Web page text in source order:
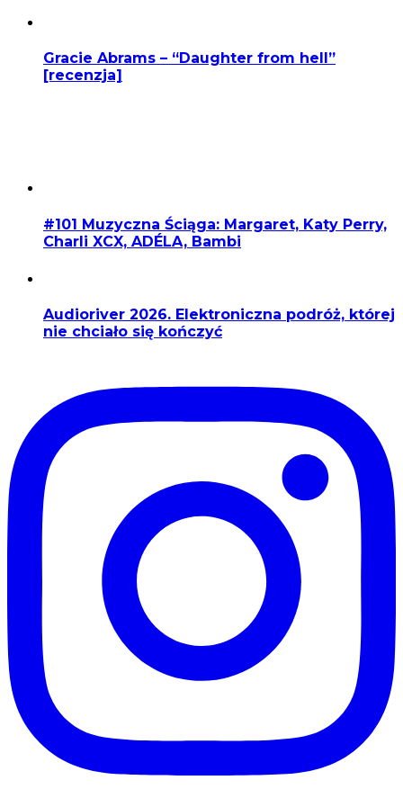
Gracie Abrams – “Daughter from hell”
[recenzja]
#101 Muzyczna Ściąga: Margaret, Katy Perry,
Charli XCX, ADÉLA, Bambi
Audioriver 2026. Elektroniczna podróż, której
nie chciało się kończyć